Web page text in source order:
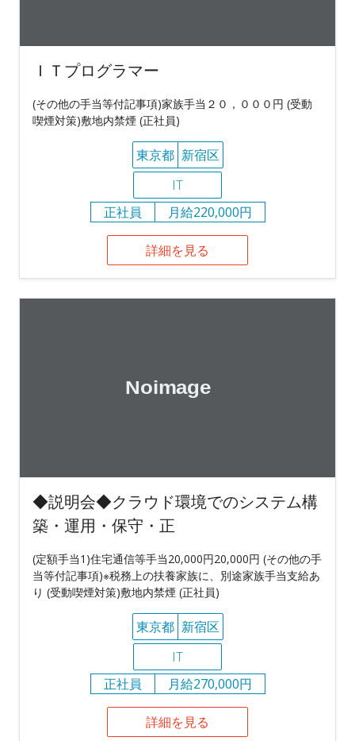
ＩＴプログラマー
(その他の手当等付記事項)家族手当２０，０００円 (受動
喫煙対策)敷地内禁煙 (正社員)
東京都 新宿区
IT
正社員
月給220,000円
詳細を見る
◆説明会◆クラウド環境でのシステム構
築・運用・保守・正
(定額手当1)住宅通信等手当20,000円20,000円 (その他の手
当等付記事項)※税務上の扶養家族に、別途家族手当支給あ
り (受動喫煙対策)敷地内禁煙 (正社員)
東京都 新宿区
IT
正社員
月給270,000円
詳細を見る